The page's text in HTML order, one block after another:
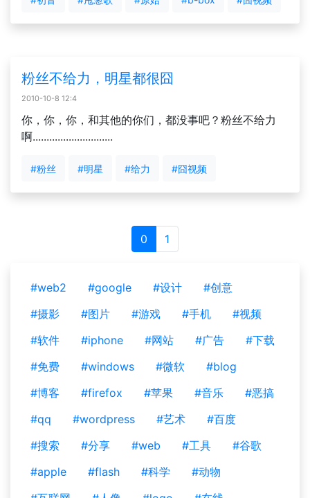
粉丝不给力，明星都很囧
2010-10-8 12:4
你，你，你，和其他的你们，都没事吧？粉丝不给力
啊.............................
#粉丝 #明星 #给力 #囧视频
0 1
#web2 #google #设计
#创意
#摄影
#图片 #游戏 #手机
#视频
#软件
#iphone #网站 #广告
#下载
#免费
#windows #微软
#blog
#博客
#firefox #苹果 #音乐
#恶搞
#qq
#wordpress #艺术
#百度
#搜索
#分享 #web #工具
#谷歌
#apple
#flash #科学
#动物